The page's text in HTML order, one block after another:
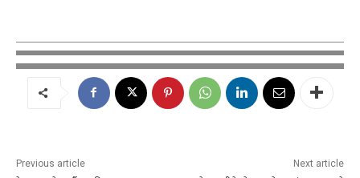
Previous article Next article